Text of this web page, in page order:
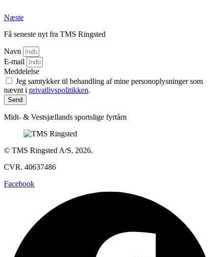
Næste
Få seneste nyt fra TMS Ringsted
Navn
E-mail
Meddelelse
Jeg samtykker til behandling af mine personoplysninger som
nævnt i privatlivspolitikken.
Send
Midt- & Vestsjællands sportslige fyrtårn
© TMS Ringsted A/S, 2026.
CVR. 40637486
Facebook